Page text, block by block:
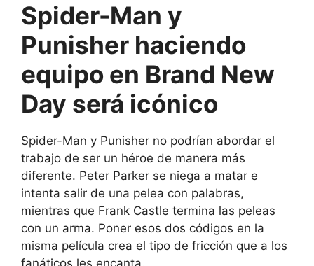
Spider-Man y
Punisher haciendo
equipo en Brand New
Day será icónico
Spider-Man y Punisher no podrían abordar el
trabajo de ser un héroe de manera más
diferente. Peter Parker se niega a matar e
intenta salir de una pelea con palabras,
mientras que Frank Castle termina las peleas
con un arma. Poner esos dos códigos en la
misma película crea el tipo de fricción que a los